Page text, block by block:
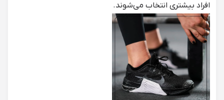
افراد بیشتری انتخاب می‌شوند.